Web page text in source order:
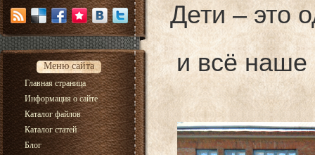
Меню сайта
Главная страница
Информация о сайте
Каталог файлов
Каталог статей
Блог
Дети – это
и всё